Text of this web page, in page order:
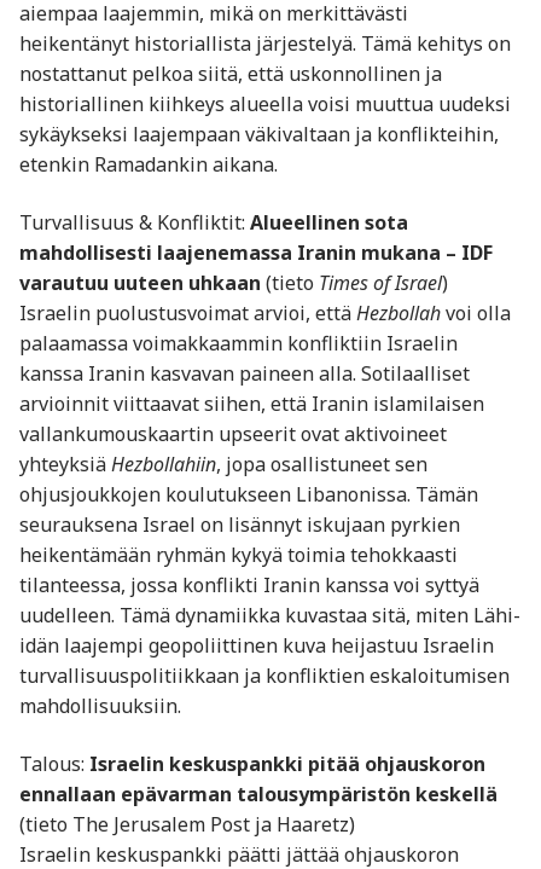
aiempaa laajemmin, mikä on merkittävästi
heikentänyt historiallista järjestelyä. Tämä kehitys on
nostattanut pelkoa siitä, että uskonnollinen ja
historiallinen kiihkeys alueella voisi muuttua uudeksi
sykäykseksi laajempaan väkivaltaan ja konflikteihin,
etenkin Ramadankin aikana.
Turvallisuus & Konfliktit: Alueellinen sota
mahdollisesti laajenemassa Iranin mukana – IDF
varautuu uuteen uhkaan (tieto Times of Israel)
Israelin puolustusvoimat arvioi, ettäHezbollahvoi olla
palaamassa voimakkaammin konfliktiin Israelin
kanssa Iranin kasvavan paineen alla. Sotilaalliset
arvioinnit viittaavat siihen, että Iranin islamilaisen
vallankumouskaartin upseerit ovat aktivoineet
yhteyksiäHezbollahiin, jopa osallistuneet sen
ohjusjoukkojen koulutukseen Libanonissa. Tämän
seurauksena Israel on lisännyt iskujaan pyrkien
heikentämään ryhmän kykyä toimia tehokkaasti
tilanteessa, jossa konflikti Iranin kanssa voi syttyä
uudelleen. Tämä dynamiikka kuvastaa sitä, miten Lähi-
idän laajempi geopoliittinen kuva heijastuu Israelin
turvallisuuspolitiikkaan ja konfliktien eskaloitumisen
mahdollisuuksiin.
Talous: Israelin keskuspankki pitää ohjauskoron
ennallaan epävarman talousympäristön keskellä
(tieto The Jerusalem Post ja Haaretz)
Israelin keskuspankki päätti jättää ohjauskoron